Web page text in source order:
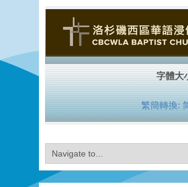
繁簡轉換: